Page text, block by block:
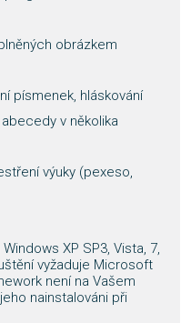
obrázkem
písmenek, hláskování
v několika
výuky (pexeso,
XP SP3, Vista, 7,
vyžaduje Microsoft
není na Vašem
nainstalováni při